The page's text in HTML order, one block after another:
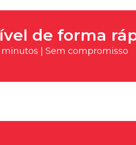
de forma
| Sem compromisso